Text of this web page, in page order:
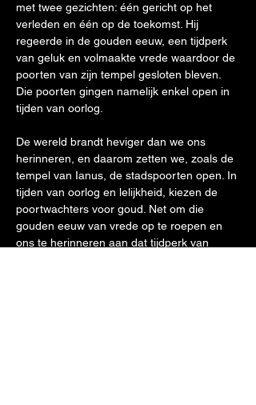
met twee gezichten: één gericht op het
verleden en één op de toekomst. Hij
regeerde in de gouden eeuw, een tijdperk
van geluk en volmaakte vrede waardoor de
poorten van zijn tempel gesloten bleven.
Die poorten gingen namelijk enkel open in
tijden van oorlog.
De wereld brandt heviger dan we ons
herinneren, en daarom zetten we, zoals de
tempel van Ianus, de stadspoorten open. In
tijden van oorlog en lelijkheid, kiezen de
poortwachters voor goud. Net om die
gouden eeuw van vrede op te roepen en
ons te herinneren aan dat tijdperk van